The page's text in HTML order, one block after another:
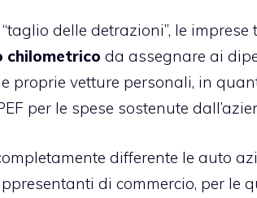
delle detrazioni”, le imprese
chilometrico da assegnare ai
proprie vetture personali, in
per le spese sostenute
differente le auto
di commercio, per le